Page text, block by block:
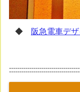
◆ 阪急電車デ